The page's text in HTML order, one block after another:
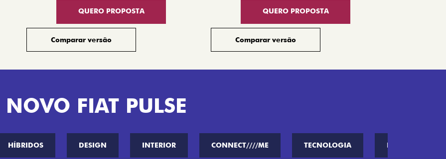
QUERO PROPOSTA
Comparar versão
QUERO PROPOSTA
Comparar versão
FIAT PULSE
HÍBRIDOS DESIGN INTERIOR CONNECT////ME TECNOLOGIA PERFORMANCE